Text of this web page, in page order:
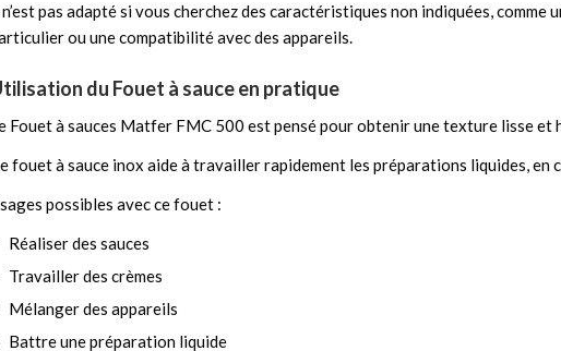
pas adapté si vous cherchez des caractéristiques non indiquées,
ou une compatibilité avec des appareils.
du Fouet à sauce en pratique
Fouet à sauces Matfer FMC 500 est pensé pour obtenir une texture lisse et
fouet à sauce inox aide à travailler rapidement les préparations liquides, en
possibles avec ce fouet :
Réaliser des sauces
Travailler des crèmes
Mélanger des appareils
Battre une préparation liquide